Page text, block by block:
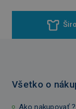
Všetko o
Ako nakupovať ?